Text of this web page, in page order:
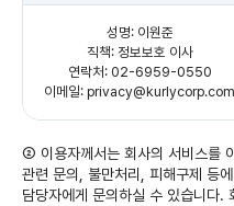
성명: 이원준
직책: 정보보호 이사
연락처: 02-6959-0550
이메일: privacy@kurlycorp.com
② 이용자께서는 회사의 서비스를
관련 문의, 불만처리, 피해구제 등
담당자에게 문의하실 수 있습니다.